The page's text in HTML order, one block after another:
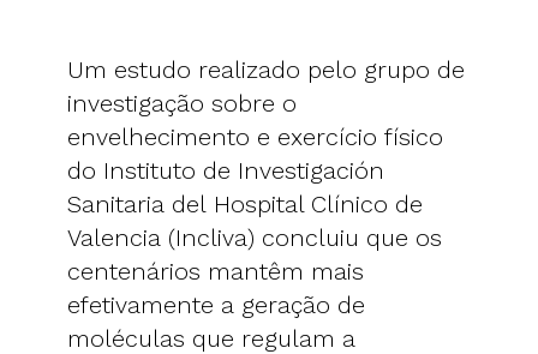
Um estudo realizado pelo grupo de
investigação sobre o
envelhecimento e exercício físico
do Instituto de Investigación
Sanitaria del Hospital Clínico de
Valencia (Incliva) concluiu que os
centenários mantêm mais
efetivamente a geração de
moléculas que regulam a